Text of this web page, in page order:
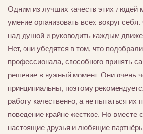
Одним из лучших качеств этих людей
умение организовать всех вокруг
над душой и руководить каждым
Нет, они убедятся в том, что
профессионала, способного принять
решение в нужный момент. Они очень
принципиальны, поэтому
работу качественно, а не пытаться их
поведение крайне жесткое. Но вместе
настоящие друзья и любящие